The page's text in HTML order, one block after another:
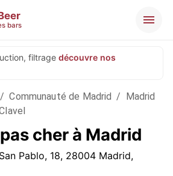
bars
filtrage découvre nos
/ Communauté de Madrid / Madrid
cher à Madrid
Pablo, 18, 28004 Madrid,